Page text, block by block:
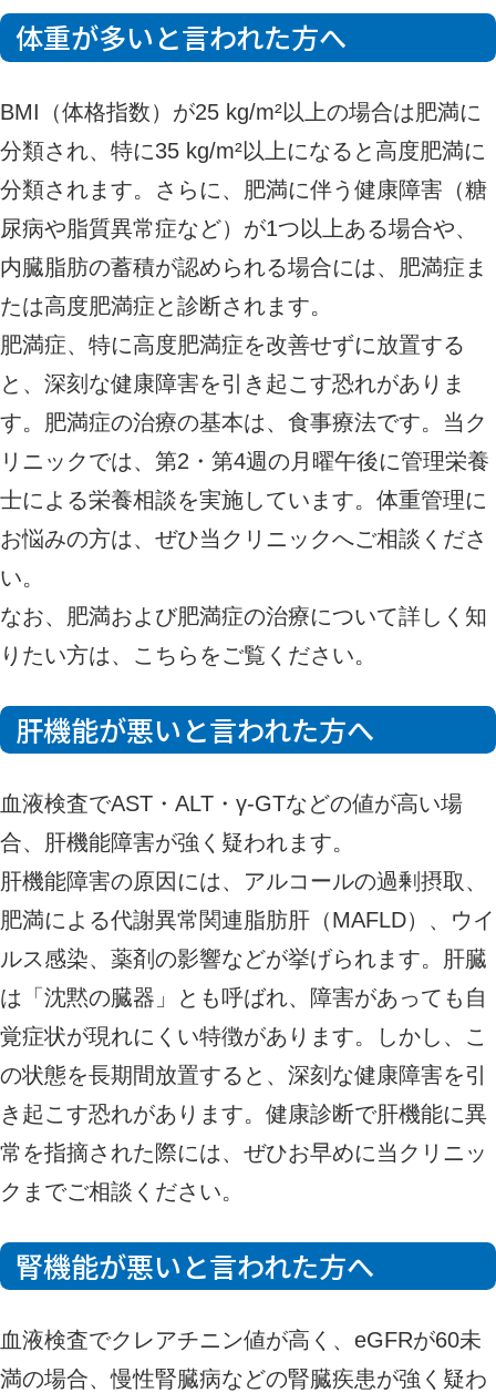
体重が多いと言われた方へ
BMI（体格指数）が25 kg/m²以上の場合は肥満に
分類され、特に35 kg/m²以上になると高度肥満に
分類されます。さらに、肥満に伴う健康障害（糖
尿病や脂質異常症など）が1つ以上ある場合や、
内臓脂肪の蓄積が認められる場合には、肥満症ま
たは高度肥満症と診断されます。
肥満症、特に高度肥満症を改善せずに放置する
と、深刻な健康障害を引き起こす恐れがありま
す。肥満症の治療の基本は、食事療法です。当ク
リニックでは、第2・第4週の月曜午後に管理栄養
士による栄養相談を実施しています。体重管理に
お悩みの方は、ぜひ当クリニックへご相談くださ
い。
なお、肥満および肥満症の治療について詳しく知
りたい方は、 こちら をご覧ください。
肝機能が悪いと言われた方へ
血液検査でAST・ALT・γ-GTなどの値が高い場
合、肝機能障害が強く疑われます。
肝機能障害の原因には、アルコールの過剰摂取、
肥満による代謝異常関連脂肪肝（MAFLD）、ウイ
ルス感染、薬剤の影響などが挙げられます。肝臓
は「沈黙の臓器」とも呼ばれ、障害があっても自
覚症状が現れにくい特徴があります。しかし、こ
の状態を長期間放置すると、深刻な健康障害を引
き起こす恐れがあります。健康診断で肝機能に異
常を指摘された際には、ぜひお早めに当クリニッ
クまでご相談ください。
腎機能が悪いと言われた方へ
血液検査でクレアチニン値が高く、eGFRが60未
満の場合、慢性腎臓病などの腎臓疾患が強く疑わ